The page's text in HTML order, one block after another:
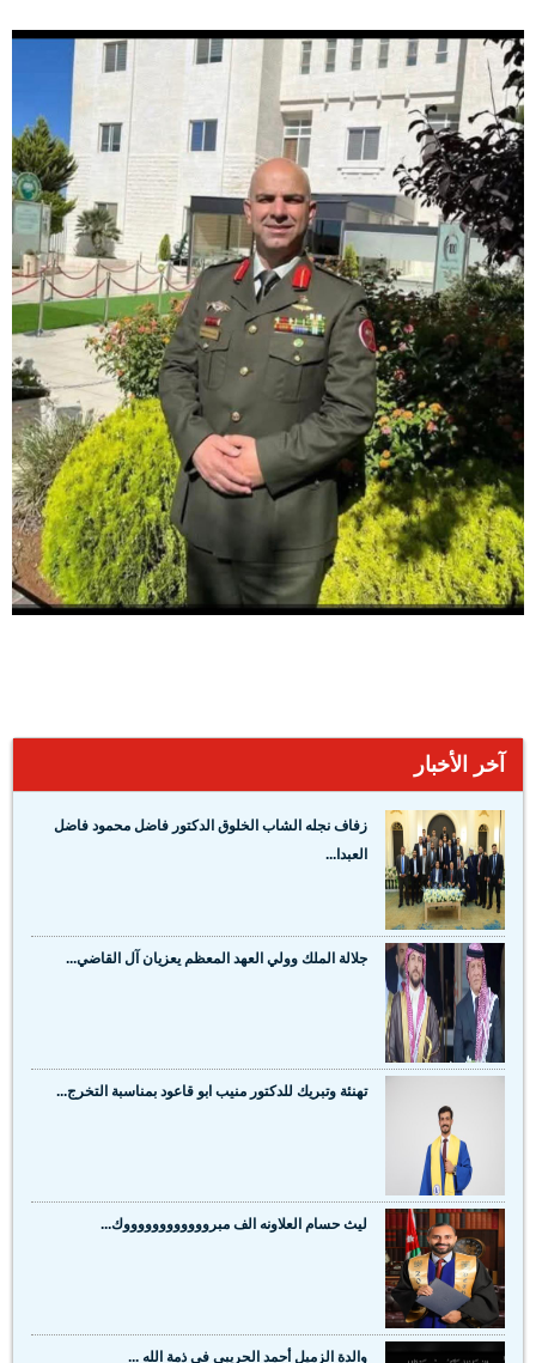
آخر الأخبار
زفاف نجله الشاب الخلوق الدكتور فاضل محمود فاضل
العبدا...
جلالة الملك وولي العهد المعظم يعزيان آل القاضي...
تهنئة وتبريك للدكتور منيب ابو قاعود بمناسبة التخرج...
ليث حسام العلاونه الف مبرووووووووووووك...
والدة الزميل أحمد الحريبي في ذمة الله ...